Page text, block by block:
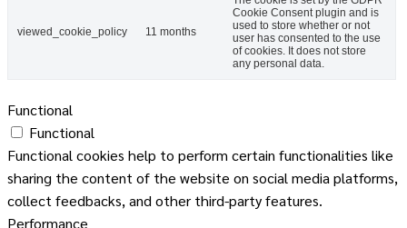
viewed_cookie_policy 11 months
Cookie Consent plugin and is
used to store whether or not
user has consented to the use
of cookies. It does not store
any personal data.
Functional
Functional
Functional cookies help to perform certain functionalities like
sharing the content of the website on social media platforms,
collect feedbacks, and other third-party features.
Performance